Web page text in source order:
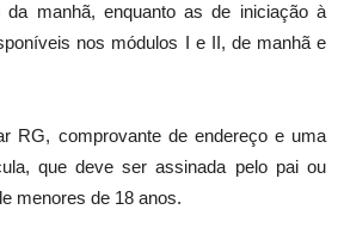
manhã, enquanto as de iniciação à
nos módulos I e II, de manhã e
RG, comprovante de endereço e uma
que deve ser assinada pelo pai ou
menores de 18 anos.